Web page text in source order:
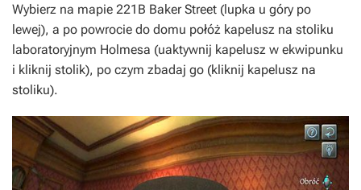
Wybierz na mapie 221B Baker Street (lupka u góry po
lewej), a po powrocie do domu połóż kapelusz na stoliku
laboratoryjnym Holmesa (uaktywnij kapelusz w ekwipunku
i kliknij stolik), po czym zbadaj go (kliknij kapelusz na
stoliku).